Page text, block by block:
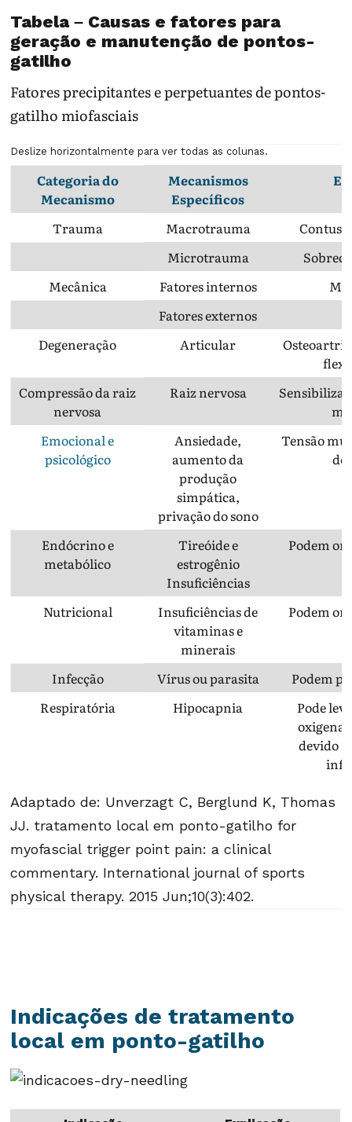
Tabela – Causas e fatores para
geração e manutenção de pontos-
gatilho
Fatores precipitantes e perpetuantes de pontos-
gatilho miofasciais
Deslize horizontalmente para ver todas as colunas.
Categoria do
Mecanismo
Mecanismos
Específicos
Trauma Macrotrauma
Microtrauma
Mecânica
Fatores internos
Má
Fatores externos
Degeneração
Articular
Compressão da raiz
nervosa
Raiz nervosa
Emocional e
psicológico
Ansiedade,
aumento da
produção
simpática,
privação do sono
Tensão
do
Endócrino e
metabólico
Tireóide e
estrogênio
Insuficiências
Podem
Nutricional
Insuficiências de
vitaminas e
minerais
Podem
Infecção Vírus ou parasita
Podem
Respiratória
Hipocapnia
Pode
devido
Adaptado de: Unverzagt C, Berglund K, Thomas
JJ. tratamento local em ponto-gatilho for
myofascial trigger point pain: a clinical
commentary. International journal of sports
physical therapy. 2015 Jun;10(3):402.
Indicações de tratamento
local em ponto-gatilho